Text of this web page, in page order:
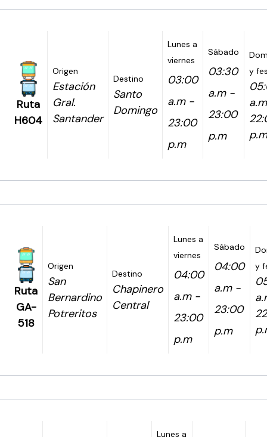
Ruta
H604
Origen
Estación
Gral.
Santander
Destino
Santo
Domingo
Lunes a
viernes
03:00
a.m -
23:00
p.m
Sábado
03:30
a.m -
23:00
p.m
y
p.m
Ruta
GA-
518
Origen
San
Bernardino
Potreritos
Destino
Chapinero
Central
Lunes a
viernes
04:00
a.m -
23:00
p.m
Sábado
04:00
a.m -
23:00
p.m
y
Lunes a